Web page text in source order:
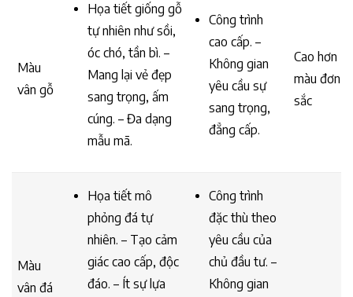
Màu
vân gỗ
Họa tiết giống gỗ
tự nhiên như sồi,
óc chó, tần bì. –
Mang lại vẻ đẹp
sang trọng, ấm
cúng. – Đa dạng
mẫu mã.
Công trình
cao cấp. –
Không gian
yêu cầu sự
sang trọng,
đẳng cấp.
Cao hơn
màu đơn
sắc
Màu
vân đá
Họa tiết mô
phỏng đá tự
nhiên. – Tạo cảm
giác cao cấp, độc
đáo. – Ít sự lựa
Công trình
đặc thù theo
yêu cầu của
chủ đầu tư. –
Không gian